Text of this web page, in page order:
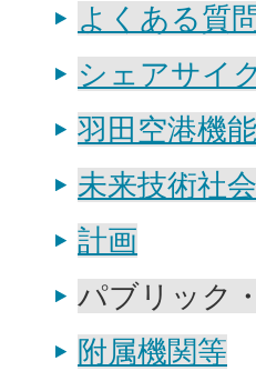
よくある質
シェアサイ
羽田空港機
未来技術社
計画
パブリック
附属機関等